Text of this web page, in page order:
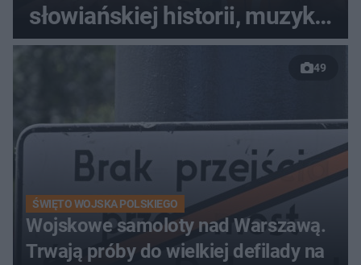
słowiańskiej historii, muzyki i
relaksu nad Jeziorem
49
ŚWIĘTO WOJSKA POLSKIEGO
Wojskowe samoloty nad Warszawą.
Trwają próby do wielkiej defilady na